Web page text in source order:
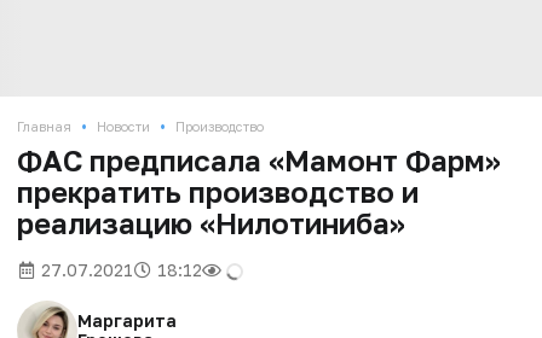
Главная • Новости • Производство
ФАС предписала «Мамонт Фарм»
прекратить производство и
реализацию «Нилотиниба»
27.07.2021 18:12
Маргарита